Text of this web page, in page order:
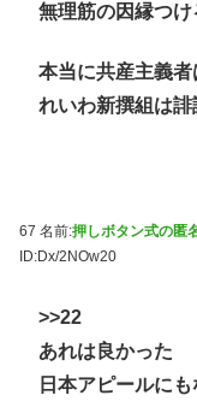
無理筋の因縁つけ
本当に共産主義
れいわ新撰組は
67 名前:押しボタン式の匿
ID:Dx/2NOw20
>>22
あれは良かった
日本アピールにも